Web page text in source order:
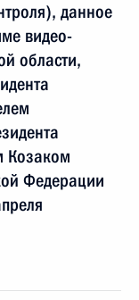
данное
видео-
области,
Козаком
Федерации